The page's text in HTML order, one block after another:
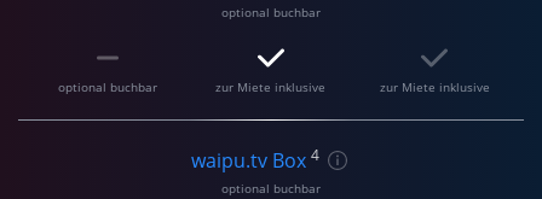
optional buchbar
optional buchbar zur Miete inklusive zur Miete inklusive
waipu.tv Box 4
optional buchbar